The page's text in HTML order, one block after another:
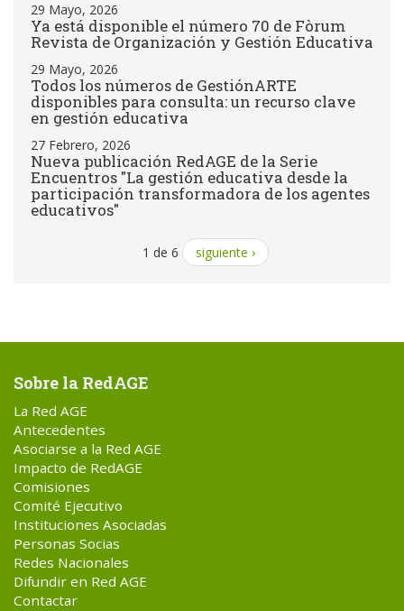
29 Mayo, 2026
Ya está disponible el número 70 de Fòrum
Revista de Organización y Gestión Educativa
29 Mayo, 2026
Todos los números de GestiónARTE
disponibles para consulta: un recurso clave
en gestión educativa
27 Febrero, 2026
Nueva publicación RedAGE de la Serie
Encuentros "La gestión educativa desde la
participación transformadora de los agentes
educativos"
1 de 6 siguiente ›
Sobre la RedAGE
La Red AGE
Antecedentes
Asociarse a la Red AGE
Impacto de RedAGE
Comisiones
Comité Ejecutivo
Instituciones Asociadas
Personas Socias
Redes Nacionales
Difundir en Red AGE
Contactar